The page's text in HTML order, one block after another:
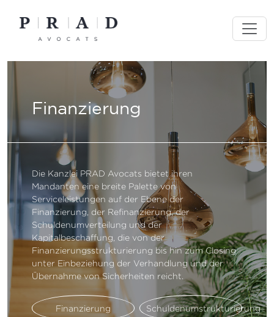
content
Finanzierung
Die Kanzlei PRAD Avocats bietet ihren
Mandanten eine breite Palette von
Serviceleistungen auf der Ebene der
Finanzierung, der Refinanzierung, der
Schuldenumverteilung und der
Kapitalbeschaffung, die von der
Finanzierungsstrukturierung bis hin zum Closing
unter Einbeziehung der Verhandlung und der
Übernahme von Sicherheiten reicht.
Finanzierung Schuldenumstrukturierung